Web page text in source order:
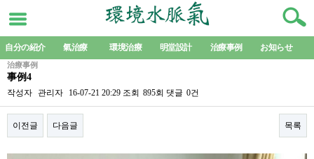
自分の紹介 氣治療 環境治療 明堂設計 治療事例 お知らせ
治療事例
事例4
작성자 관리자 16-07-21 20:29 조회 895회 댓글 0건
이전글 다음글 목록